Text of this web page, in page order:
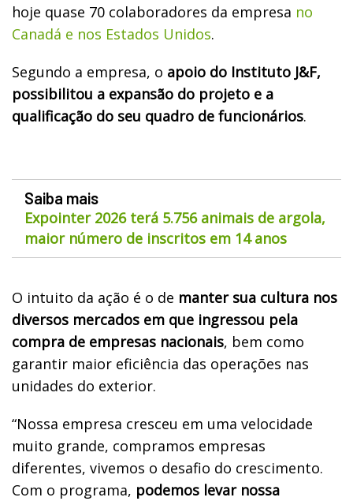
hoje quase 70 colaboradores da empresa no
Canadá e nos Estados Unidos.
Segundo a empresa, o apoio do Instituto J&F,
possibilitou a expansão do projeto e a
qualificação do seu quadro de funcionários.
Saiba mais
Expointer 2026 terá 5.756 animais de argola,
maior número de inscritos em 14 anos
O intuito da ação é o de manter sua cultura nos
diversos mercados em que ingressou pela
compra de empresas nacionais, bem como
garantir maior eficiência das operações nas
unidades do exterior.
“Nossa empresa cresceu em uma velocidade
muito grande, compramos empresas
diferentes, vivemos o desafio do crescimento.
Com o programa, podemos levar nossa